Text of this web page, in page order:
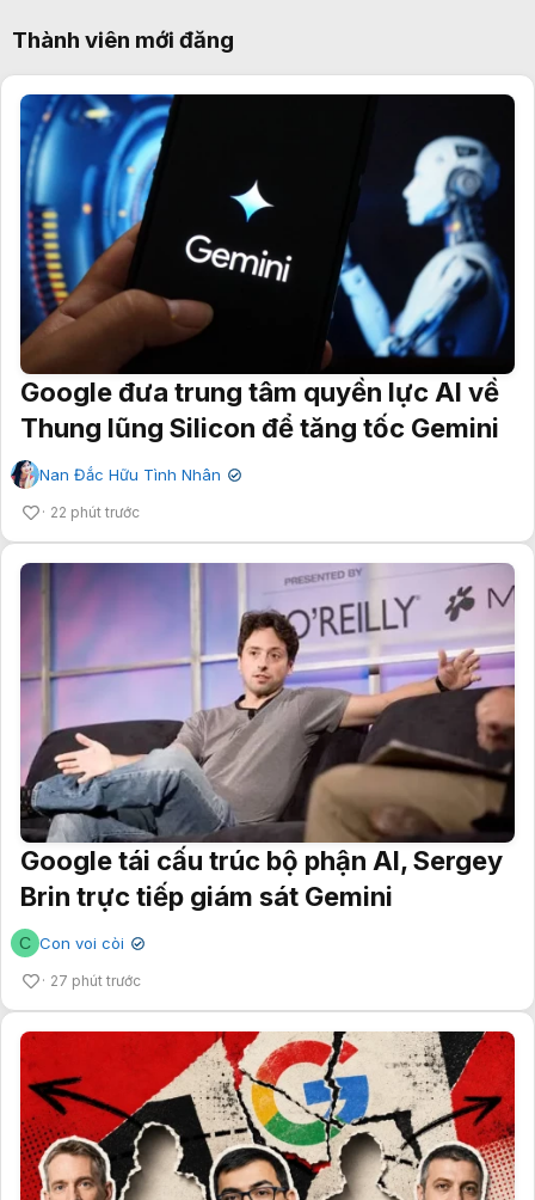
Thành viên mới đăng
Google đưa trung tâm quyền lực AI về
Thung lũng Silicon để tăng tốc Gemini
Nan Đắc Hữu Tình Nhân ✔
22 phút trước
Google tái cấu trúc bộ phận AI, Sergey
Brin trực tiếp giám sát Gemini
C Con voi còi ✔
27 phút trước